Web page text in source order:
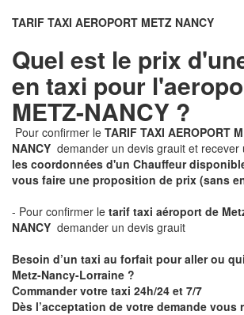
TARIF TAXI AEROPORT METZ NANCY
Quel est le prix
en taxi pour
METZ-NANCY ?
Pour confirmer le TARIF TAXI AEROPORT
NANCY demander un devis grauit et recever
les coordonnées d'un Chauffeur
vous faire une proposition de prix (sans
- Pour confirmer le tarif taxi aéroport de
NANCY demander un devis grauit
Besoin d’un taxi au forfait pour aller ou
Metz-Nancy-Lorraine ?
Commander votre taxi 24h/24 et 7/7
Dès l’acceptation de votre demande vous